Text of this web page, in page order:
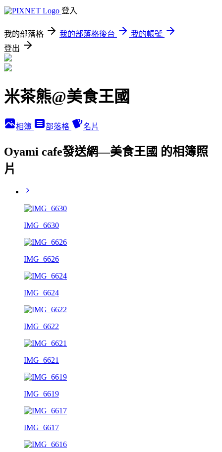
登入
我的部落格 我的部落格後台
我的帳號
登出
米茶熊@美食王國
相簿 部落格 名片
Oyami cafe發送網—美食王國 的相簿照
片
IMG_6630
IMG_6626
IMG_6624
IMG_6622
IMG_6621
IMG_6619
IMG_6617